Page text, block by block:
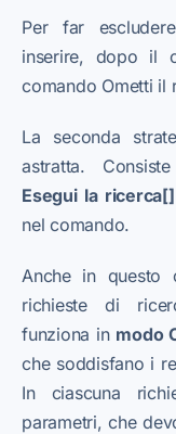
Per far
inserire, dopo il
comando Ometti il
La seconda
astratta.
Esegui la ricerca[]
nel comando.
Anche in questo
richieste di
funziona in modo
che soddisfano i
In ciascuna
parametri, che